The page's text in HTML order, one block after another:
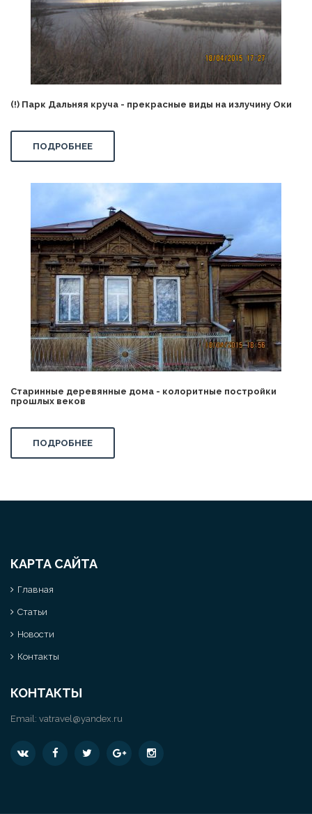
(!) Парк Дальняя круча - прекрасные виды на излучину Оки
ПОДРОБНЕЕ
Старинные деревянные дома - колоритные постройки
прошлых веков
ПОДРОБНЕЕ
КАРТА САЙТА
Главная
Статьи
Новости
Контакты
КОНТАКТЫ
Email: vatravel@yandex.ru